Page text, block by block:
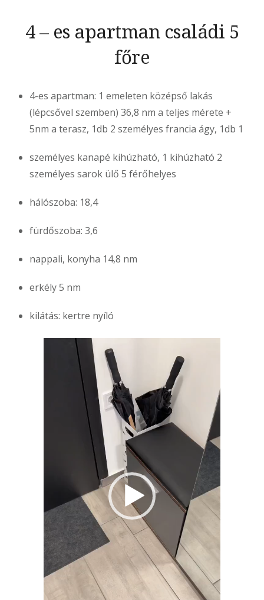
4 – es apartman családi 5
főre
4-es apartman: 1 emeleten középső lakás
(lépcsővel szemben) 36,8 nm a teljes mérete +
5nm a terasz, 1db 2 személyes francia ágy, 1db 1
személyes kanapé kihúzható, 1 kihúzható 2
személyes sarok ülő 5 férőhelyes
hálószoba: 18,4
fürdőszoba: 3,6
nappali, konyha 14,8 nm
erkély 5 nm
kilátás: kertre nyíló
Videólejátszó